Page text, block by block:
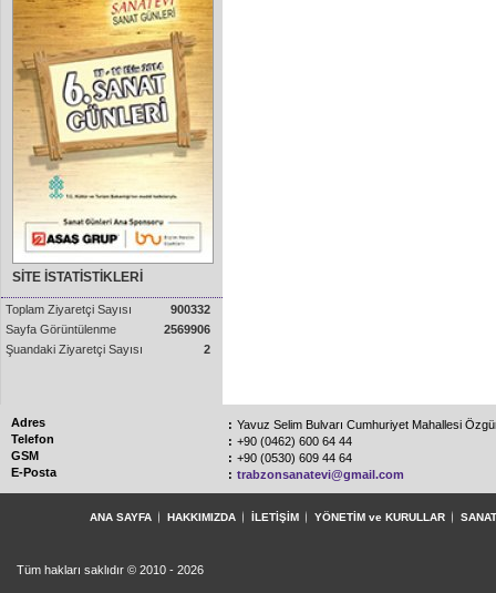
SİTE İSTATİSTİKLERİ
Toplam Ziyaretçi Sayısı
900332
Sayfa Görüntülenme
2569906
Şuandaki Ziyaretçi Sayısı
2
Adres : Yavuz Selim Bulvarı Cumhuriyet Mahallesi
Telefon
: +90 (0462) 600 64 44
GSM
: +90 (0530) 609 44 64
E-Posta
: trabzonsanatevi@gmail.com
ANA SAYFA HAKKIMIZDA İLETİŞİM YÖNETİM ve KURULLAR
Tüm hakları saklıdır © 2010 - 2026